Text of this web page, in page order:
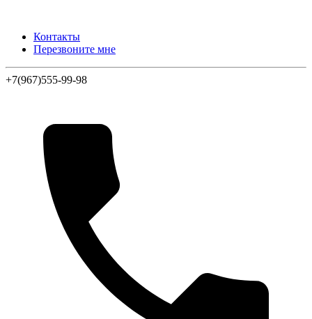
Контакты
Перезвоните мне
+7(967)555-99-98